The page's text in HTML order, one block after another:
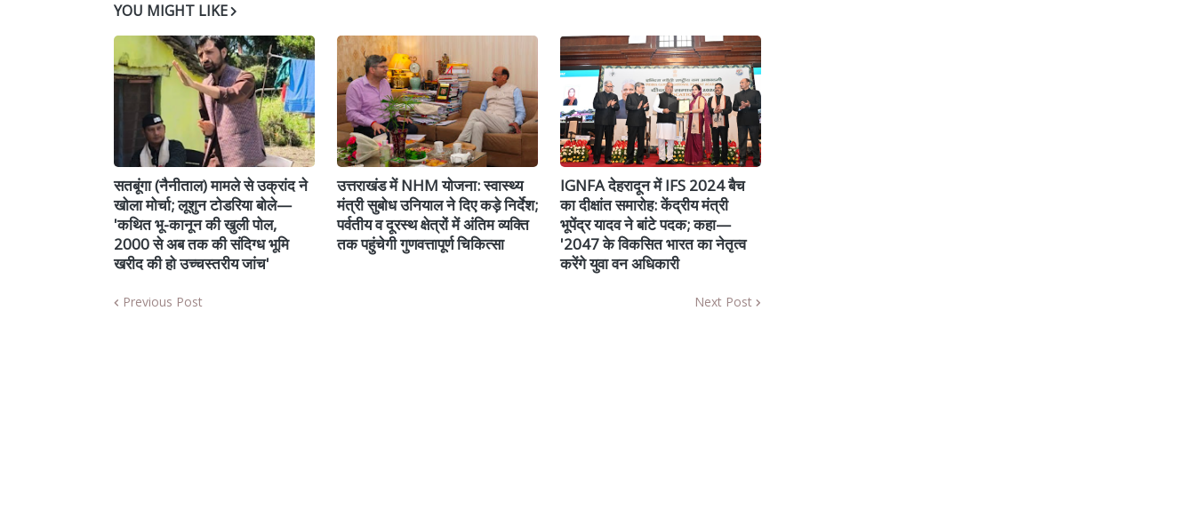
YOU MIGHT LIKE
सतबूंगा (नैनीताल) मामले से उक्रांद ने
खोला मोर्चा; लूशुन टोडरिया बोले—
'कथित भू-कानून की खुली पोल,
2000 से अब तक की संदिग्ध भूमि
खरीद की हो उच्चस्तरीय जांच'
उत्तराखंड में NHM योजना: स्वास्थ्य
मंत्री सुबोध उनियाल ने दिए कड़े निर्देश;
पर्वतीय व दूरस्थ क्षेत्रों में अंतिम व्यक्ति
तक पहुंचेगी गुणवत्तापूर्ण चिकित्सा
IGNFA देहरादून में IFS 2024 बैच
का दीक्षांत समारोह: केंद्रीय मंत्री
भूपेंद्र यादव ने बांटे पदक; कहा—
'2047 के विकसित भारत का नेतृत्व
करेंगे युवा वन अधिकारी
Previous Post Next Post